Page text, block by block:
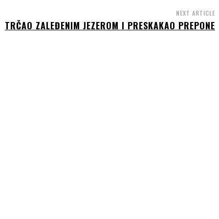
NEXT ARTICLE
TRČAO ZALEĐENIM JEZEROM I PRESKAKAO PREPONE